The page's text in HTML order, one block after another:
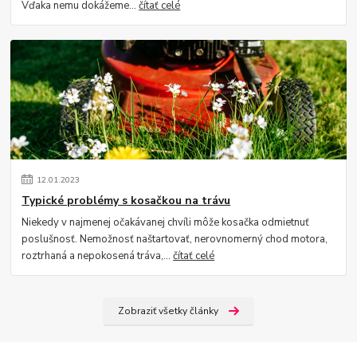
Vďaka nemu dokážeme...čítať celé
12.01.2023
Typické problémy s kosačkou na trávu
Niekedy v najmenej očakávanej chvíli môže kosačka odmietnuť
poslušnosť. Nemožnosť naštartovať, nerovnomerný chod motora,
roztrhaná a nepokosená tráva,...čítať celé
Zobraziť všetky články